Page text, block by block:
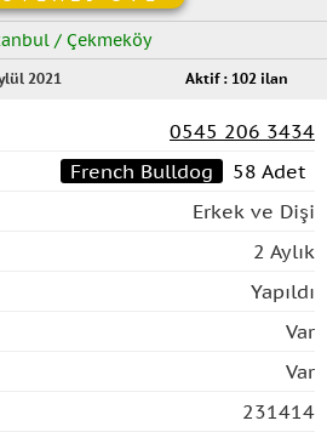
/ Çekmeköy
2021 Aktif : 102 ilan
0545 206 3434
French Bulldog
58 Adet
Erkek ve Dişi
2 Aylık
Yapıldı
Var
Var
231414